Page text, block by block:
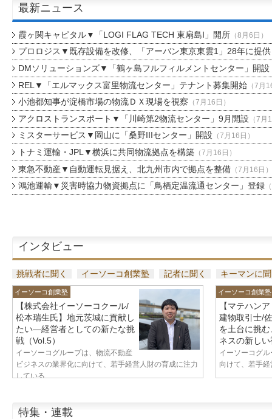
最新ニュース
霞ヶ関キャピタル▼「LOGI FLAG TECH 東扇島I」開所（8月6日）
プロロジス▼既存設備を改修、「アーバン東京東雲1」28年に提供
DMソリューションズ▼「鶴ヶ島フルフィルメントセンター」開設
REL▼「エルマックス富里物流センター」テナント募集開始（7月
小池都知事が淀橋市場の物流ＤＸ現場を視察 （7月16日）
アクロストランスポート▼「川崎第2物流センター」9月開設 （7月
ミスターサービス▼岡山に「桑野IIIセンター」開設 （7月16日）
トナミ運輸・JPL▼横浜に共同物流拠点を構築（7月16日）
東急不動産▼自動運転見据え、北九州市内で拠点を整備（7月16日）
鴻池運輸▼災害時協力物資拠点に「鳥栖定温流通センター」登録
インタビュー
挑戦者に聞く イーソーコ創業塾 記者に聞く キーマンに
イーソーコ創業塾
【株式会社イーソーコクール/
松本瑞生氏】地元茨城に貢献し
たい—経営者としての新たな挑
戦（Vol.5）
イーソーコグループは、物流不動産
ビジネスの業界化に向けて、若手経営人財の育成に注力
している...
イーソーコ創業塾
【マテハン
建物取引士/
を土台に挑
ネスの新し
イーソーコグ
向けて、若手
特集・連載